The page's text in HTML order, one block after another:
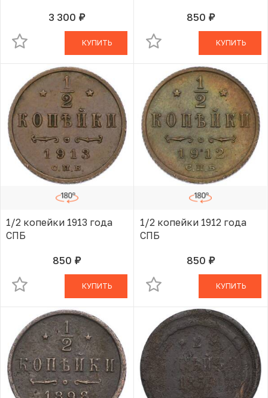
3 300 руб.
В КОРЗИНЕ
КУПИТЬ
850 руб.В КОРЗИНЕ
КУПИТЬ
1/2 копейки 1913 года
СПБ
850 руб.В КОРЗИНЕ
КУПИТЬ
1/2 копейки 1912 года
СПБ
850 руб.В КОРЗИНЕ
КУПИТЬ